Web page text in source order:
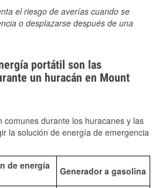
el riesgo de averías cuando se
o desplazarse después de una
portátil son las
un huracán en Mount
comunes durante los huracanes y las
la solución de energía de emergencia
de energía
Generador a gasolina